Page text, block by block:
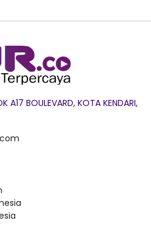
A17 BOULEVARD, KOTA KENDARI,